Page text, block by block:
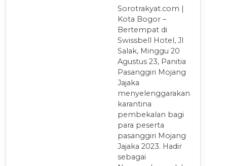
Sorotrakyat.com |
Kota Bogor –
Bertempat di
Swissbell Hotel, Jl
Salak, Minggu 20
Agustus 23, Panitia
Pasanggiri Mojang
Jajaka
menyelenggarakan
karantina
pembekalan bagi
para peserta
pasanggiri Mojang
Jajaka 2023. Hadir
sebagai